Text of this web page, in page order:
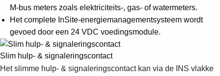
M-bus meters zoals elektriciteits-, gas- of watermeters.
Het complete InSite-energiemanagementsysteem wordt
gevoed door een 24 VDC voedingsmodule.
Slim hulp- & signaleringscontact
Het slimme hulp- & signaleringscontact kan via de INS vlakke